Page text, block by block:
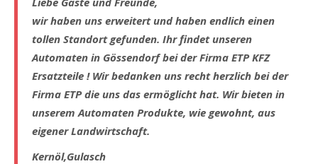
wir haben uns erweitert und haben endlich einen
tollen Standort gefunden. Ihr findet unseren
Automaten in Gössendorf bei der Firma ETP KFZ
Ersatzteile ! Wir bedanken uns recht herzlich bei der
Firma ETP die uns das ermöglicht hat. Wir bieten in
unserem Automaten Produkte, wie gewohnt, aus
eigener Landwirtschaft.
Kernöl,Gulasch